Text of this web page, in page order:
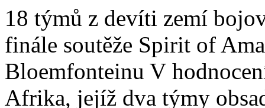
18 týmů z devíti zemí
finále soutěže Spirit of
Bloemfonteinu V
Afrika, jejíž dva týmy